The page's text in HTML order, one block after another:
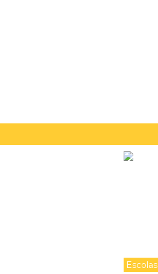
Escolas